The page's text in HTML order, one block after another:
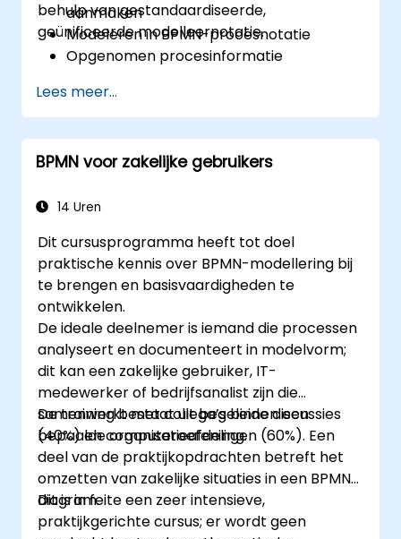
behulp van gestandaardiseerde,
geünificeerde modelleernotatie.
aanmaken
Modeleren in BPMN-procesnotatie
Opgenomen procesinformatie
Geoptimaliseerde processtromen
implementeren voor mensintensieve
processen
Complexe procesdefinitie
beheersbare delen
Lees meer...
BPMN voor zakelijke gebruikers
14 Uren
Dit cursusprogramma heeft tot doel
praktische kennis over BPMN-modellering bij
te brengen en basisvaardigheden te
ontwikkelen.
De ideale deelnemer is iemand die processen
analyseert en documenteert in modelvorm;
dit kan een zakelijke gebruiker, IT-
medewerker of bedrijfsanalist zijn die
samenwerkt met collega’s binnen een
bepaalde organisatieafdeling.
De training bestaat uit begeleide discussies
(40%) en computeroefeningen (60%). Een
deel van de praktijkopdrachten betreft het
omzetten van zakelijke situaties in een BPMN-
diagram.
Dit is in feite een zeer intensieve,
praktijkgerichte cursus; er wordt geen